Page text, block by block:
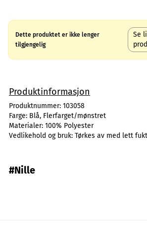
Dette produktet er ikke lenger
tilgjengelig
Se
Produktinformasjon
Produktnummer: 103058
Farge: Blå, Flerfarget/mønstret
Materialer: 100% Polyester
Vedlikehold og bruk: Tørkes av med lett
#Nille